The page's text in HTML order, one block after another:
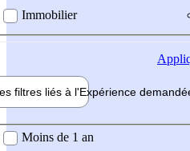
Immobilier
filtres liés à l'Expérience
demandée
Moins de 1 an